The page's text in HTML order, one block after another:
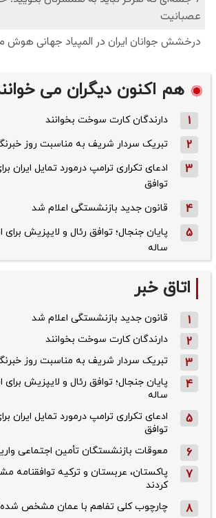
هم اکنون دیگران می
1 دارندگان کارت سوخت بخوانند
2 تبریک سردار شریف به مناسبت روز
3
ادعای تکراری ترامپ درمورد تمایل ایران
توافق
4 قانون جدید بازنشستگی اعلام شد
5
ساله
اتاق خبر
1 قانون جدید بازنشستگی اعلام شد
2 دارندگان کارت سوخت بخوانند
3 تبریک سردار شریف به مناسبت روز
4
ساله
5
ادعای تکراری ترامپ درمورد تمایل ایران
توافق
6 معوقات بازنشستگان تأمین اجتماعی
7
پاکستان، عربستان و ترکیه توافقنامه
کردند
8 چارچوب کلی تفاهم با عمان مشخص